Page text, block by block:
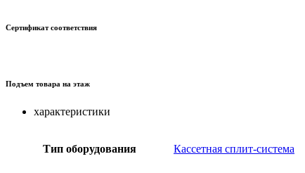
Сертификат соответствия
Подъем товара на этаж
характеристики
Тип оборудования Кассетная сплит-система